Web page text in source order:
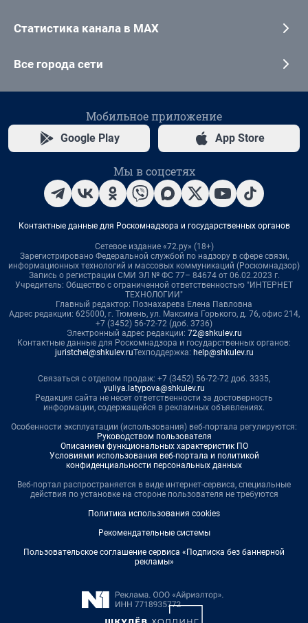
Статистика канала в MAX
Все города сети
Мобильное приложение
Google Play App Store
Мы в соцсетях
Контактные данные для Роскомнадзора и государственных органов
Сетевое издание «72.ру» (18+)
Зарегистрировано Федеральной службой по надзору в сфере связи,
информационных технологий и массовых коммуникаций (Роскомнадзор)
Запись о регистрации СМИ ЭЛ № ФС 77– 84674 от 06.02.2023 г.
Учредитель: Общество с ограниченной ответственностью "ИНТЕРНЕТ
ТЕХНОЛОГИИ"
Главный редактор: Познахарева Елена Павловна
Адрес редакции: 625000, г. Тюмень, ул. Максима Горького, д. 76, офис 214,
+7 (3452) 56-72-72 (доб. 3736)
Электронный адрес редакции: 72@shkulev.ru
Контактные данные для Роскомнадзора и государственных органов:
juristchel@shkulev.ruТехподдержка: help@shkulev.ru
Связаться с отделом продаж: +7 (3452) 56-72-72 доб. 3335,
yuliya.latypova@shkulev.ru
Редакция сайта не несет ответственности за достоверность
информации, содержащейся в рекламных объявлениях.
Особенности эксплуатации (использования) веб-портала регулируются:
Руководством пользователя
Описанием функциональных характеристик ПО
Условиями использования веб-портала и политикой
конфиденциальности персональных данных
Веб-портал распространяется в виде интернет-сервиса, специальные
действия по установке на стороне пользователя не требуются
Политика использования cookies
Рекомендательные системы
Пользовательское соглашение сервиса «Подписка без баннерной
рекламы»